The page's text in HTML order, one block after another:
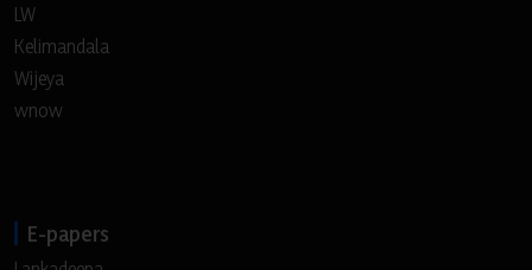
LW
Kelimandala
Wijeya
wnow
E-papers